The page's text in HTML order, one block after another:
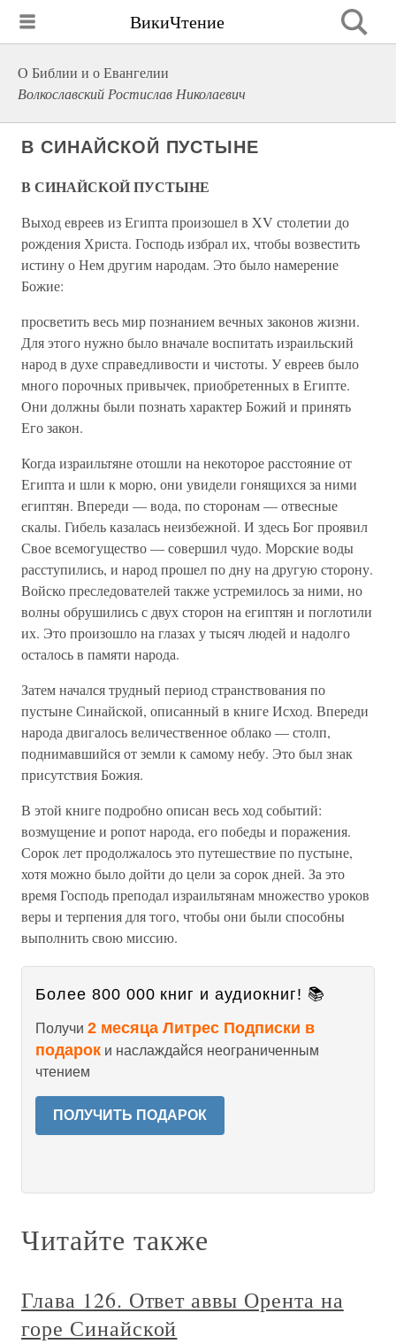
ВикиЧтение
О Библии и о Евангелии
Волкославский Ростислав Николаевич
В СИНАЙСКОЙ ПУСТЫНЕ
В СИНАЙСКОЙ ПУСТЫНЕ
Выход евреев из Египта произошел в XV столетии до
рождения Христа. Господь избрал их, чтобы возвестить
истину о Нем другим народам. Это было намерение
Божие:
просветить весь мир познанием вечных законов жизни.
Для этого нужно было вначале воспитать израильский
народ в духе справедливости и чистоты. У евреев было
много порочных привычек, приобретенных в Египте.
Они должны были познать характер Божий и принять
Его закон.
Когда израильтяне отошли на некоторое расстояние от
Египта и шли к морю, они увидели гонящихся за ними
египтян. Впереди — вода, по сторонам — отвесные
скалы. Гибель казалась неизбежной. И здесь Бог проявил
Свое всемогущество — совершил чудо. Морские воды
расступились, и народ прошел по дну на другую сторону.
Войско преследователей также устремилось за ними, но
волны обрушились с двух сторон на египтян и поглотили
их. Это произошло на глазах у тысяч людей и надолго
осталось в памяти народа.
Затем начался трудный период странствования по
пустыне Синайской, описанный в книге Исход. Впереди
народа двигалось величественное облако — столп,
поднимавшийся от земли к самому небу. Это был знак
присутствия Божия.
В этой книге подробно описан весь ход событий:
возмущение и ропот народа, его победы и поражения.
Сорок лет продолжалось это путешествие по пустыне,
хотя можно было дойти до цели за сорок дней. За это
время Господь преподал израильтянам множество уроков
веры и терпения для того, чтобы они были способны
выполнить свою миссию.
Более 800 000 книг и аудиокниг! 📚
Получи 2 месяца Литрес Подписки в
подарок и наслаждайся неограниченным
чтением
ПОЛУЧИТЬ ПОДАРОК
Читайте также
Глава 126. Ответ аввы Орента на
горе Синайской